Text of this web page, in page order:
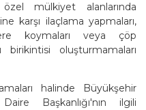
mülkiyet alanlarında
karşı ilaçlama yapmaları,
koymaları veya çöp
birikintisi oluşturmamaları
halinde Büyükşehir
Başkanlığı'nın ilgili